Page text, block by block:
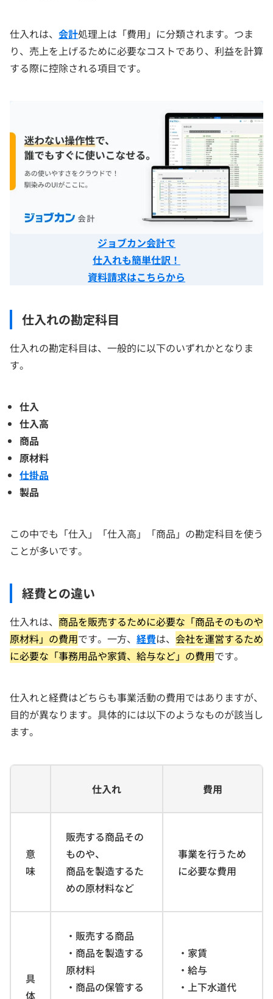
仕入れは、 会計処理上は「費用」に分類されます。つま
り、売上を上げるために必要なコストであり、利益を計算
する際に控除される項目です。
ジョブカン会計で
仕入れも簡単仕訳 ！
資料請求はこちらから
仕入れの勘定科目
仕入れの勘定科目は、一般的に以下のいずれかとなりま
す。
仕入
仕入高
商品
原材料
仕掛品
製品
この中でも「仕入」「仕入高」「商品」の勘定科目を使う
ことが多いです。
経費との違い
仕入れは、 商品を販売するために必要な「商品そのものや
原材料」の費用です。一方、 経費は、 会社を運営するため
に必要な「事務用品や家賃、給与など」の費用です。
仕入れと経費はどちらも事業活動の費用ではありますが、
目的が異なります。具体的には以下のようなものが該当し
ます。
仕入れ 費用
意
味
販売する商品その
ものや、
商品を製造するた
めの原材料など
事業を行うため
に必要な費用
具
体
・販売する商品
・商品を製造する
原材料
・商品の保管する
・家賃
・給与
・上下水道代